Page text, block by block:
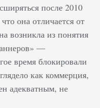
после 2010
она отличается от
возникла из понятия
—
время блокировали
как коммерция,
адекватным, не